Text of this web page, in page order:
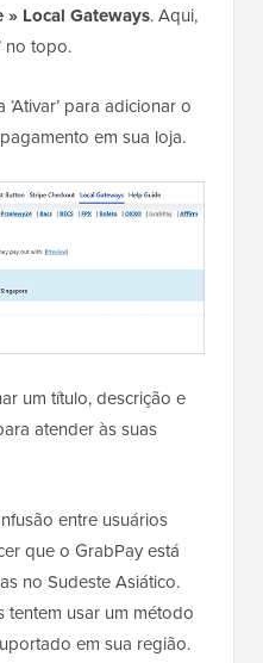
» Local Gateways. Aqui,
no topo.
para adicionar o
em sua loja.
um título, descrição e
atender às suas
entre usuários
que o GrabPay está
no Sudeste Asiático.
tentem usar um método
em sua região.